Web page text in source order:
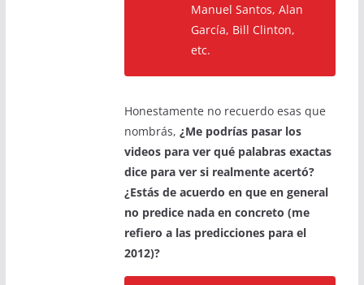
Manuel Santos, Alan
García, Bill Clinton,
etc.
Honestamente no recuerdo esas que
nombrás, ¿Me podrías pasar los
videos para ver qué palabras exactas
dice para ver si realmente acertó?
¿Estás de acuerdo en que en general
no predice nada en concreto (me
refiero a las predicciones para el
2012)?